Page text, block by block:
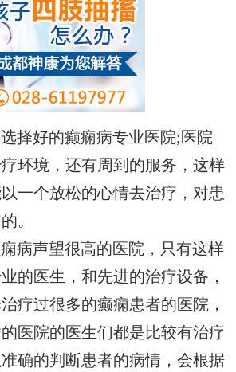
择好的癫痫病专业医院;医院
环境，还有周到的服务，这样
一个放松的心情去治疗，对患
。
病声望很高的医院，只有这样
的医生，和先进的治疗设备，
疗过很多的癫痫患者的医院，
医院的医生们都是比较有治疗
确的判断患者的病情，会根据